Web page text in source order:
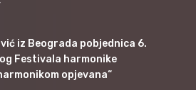
iz Beograda pobjednica 6.
Festivala harmonike
opjevana“